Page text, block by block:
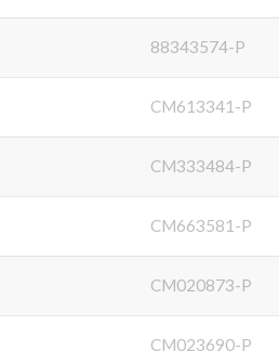
88343574-P
CM613341-P
CM333484-P
CM663581-P
CM020873-P
CM023690-P